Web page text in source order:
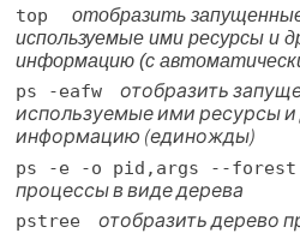
top
отобразить
используемые ими ресурсы и
информацию (с
ps -eafw
отобразить
используемые ими ресурсы
информацию (единожды)
ps -e -o pid,args --forest
процессы в виде дерева
pstree отобразить дерево